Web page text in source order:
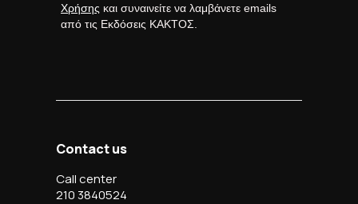
Χρήσης και συναινείτε να λαμβάνετε emails
από τις Εκδόσεις ΚΑΚΤΟΣ.
Contact us
Call center
210 3840524